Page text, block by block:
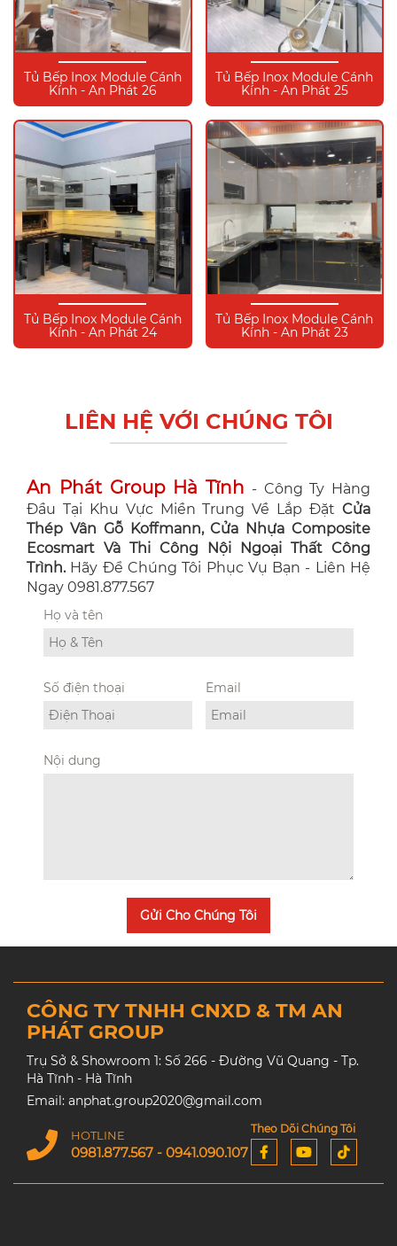
Tủ Bếp Inox Module Cánh
Kính - An Phát 26
Tủ Bếp Inox Module Cánh
Kính - An Phát 25
Tủ Bếp Inox Module Cánh
Kính - An Phát 24
Tủ Bếp Inox Module Cánh
Kính - An Phát 23
LIÊN HỆ VỚI CHÚNG TÔI
An Phát Group Hà Tĩnh - Công Ty Hàng
Đầu Tại Khu Vực Miền Trung Về Lắp Đặt Cửa
Thép Vân Gỗ Koffmann, Cửa Nhựa Composite
Ecosmart Và Thi Công Nội Ngoại Thất Công
Trình. Hãy Để Chúng Tôi Phục Vụ Bạn - Liên Hệ
Ngay 0981.877.567
Họ và tên
Số điện thoại Email
Nội dung
Gửi Cho Chúng Tôi
CÔNG TY TNHH CNXD & TM AN
PHÁT GROUP
Trụ Sở & Showroom 1: Số 266 - Đường Vũ Quang - Tp.
Hà Tĩnh - Hà Tĩnh
Email: anphat.group2020@gmail.com
HOTLINE
0981.877.567 - 0941.090.107
Theo Dõi Chúng Tôi